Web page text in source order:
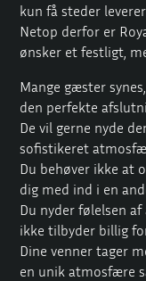
kun få steder
Netop derfor er
ønsker et festligt,
Mange gæster
den perfekte
De vil gerne nyde
sofistikeret
Du behøver ikke at
dig med ind i en
Du nyder følelsen
ikke tilbyder billig
Dine venner tager
en unik atmosfære